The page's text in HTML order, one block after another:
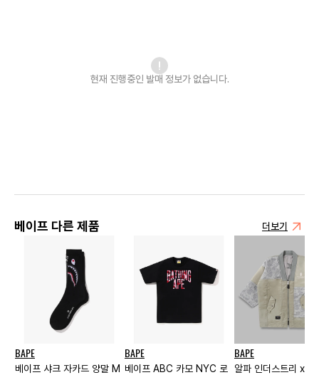
현재 진행중인 발매 정보가 없습니다.
베이프 다른 제품 더보기
BAPE
베이프 샤크 자카드 양말 M
BAPE
베이프 ABC 카모 NYC 로
BAPE
알파 인더스트리 x 베